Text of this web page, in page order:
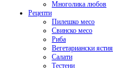
Многолика любов
Рецепти
Пилешко месо
Свинско месо
Риба
Вегетариански ястия
Салати
Тестени